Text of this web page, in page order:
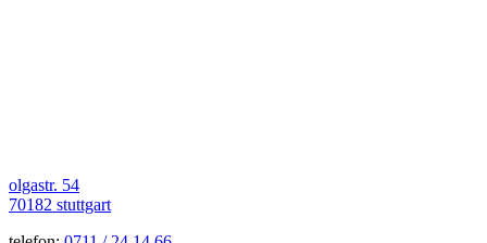
olgastr. 54
70182 stuttgart